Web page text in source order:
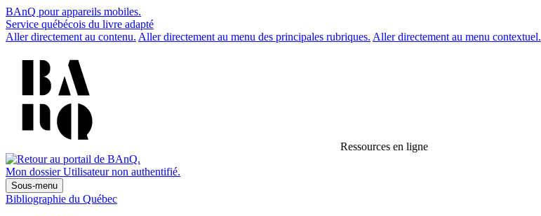
BAnQ pour appareils mobiles.
Service québécois du livre adapté
Aller directement au contenu. Aller directement au menu des principales rubriques. Aller directement au menu contextuel.
Ressources en ligne
Mon dossier Utilisateur non authentifié.
Sous-menu
Bibliographie du Québec